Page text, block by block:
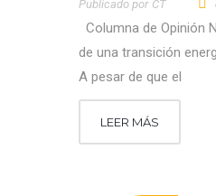
Publicado por CT
Columna de
de una transición
A pesar de que el
LEER MÁS